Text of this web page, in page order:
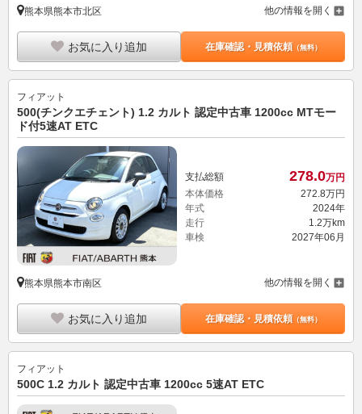
熊本県熊本市北区 他の情報を開く
お気に入り追加 在庫確認・見積依頼（無料）
フィアット
500(チンクエチェント) 1.2 カルト 認定中古車 1200cc MTモー
ド付5速AT ETC
支払総額 278.0万円
本体価格
272. 8万円
年式
2024年
走行
1.2万km
車検
2027年06月
熊本県熊本市南区 他の情報を開く
お気に入り追加 在庫確認・見積依頼（無料）
フィアット
500C 1.2 カルト 認定中古車 1200cc 5速AT ETC